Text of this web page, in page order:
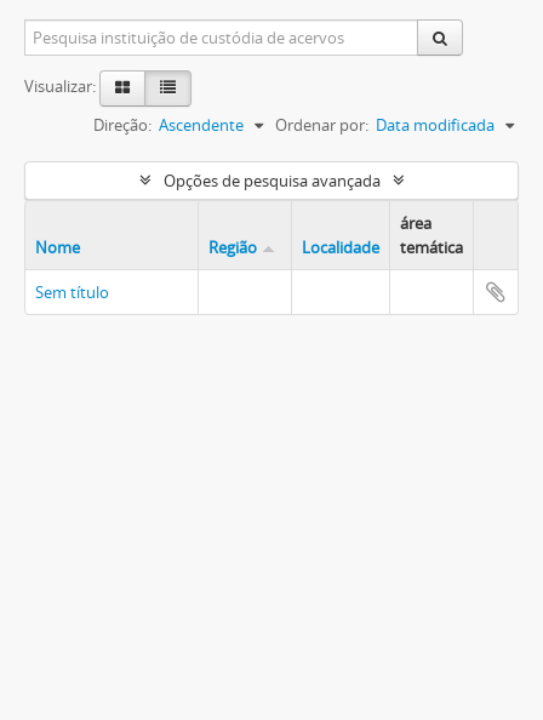
Visualizar:
Ordenar por: Data modificada
Direção: Ascendente
Opções de pesquisa avançada
Nome Região Localidade
área
temática
Sem título